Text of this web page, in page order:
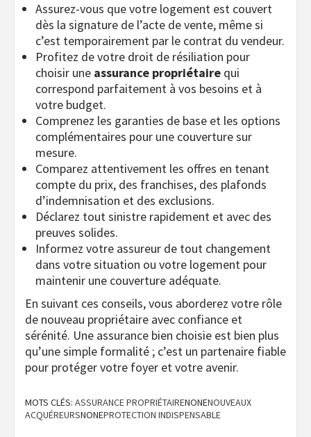
Assurez-vous que votre logement est couvert
dès la signature de l’acte de vente, même si
c’est temporairement par le contrat du vendeur.
Profitez de votre droit de résiliation pour
choisir une assurance propriétaire qui
correspond parfaitement à vos besoins et à
votre budget.
Comprenez les garanties de base et les options
complémentaires pour une couverture sur
mesure.
Comparez attentivement les offres en tenant
compte du prix, des franchises, des plafonds
d’indemnisation et des exclusions.
Déclarez tout sinistre rapidement et avec des
preuves solides.
Informez votre assureur de tout changement
dans votre situation ou votre logement pour
maintenir une couverture adéquate.
En suivant ces conseils, vous aborderez votre rôle
de nouveau propriétaire avec confiance et
sérénité. Une assurance bien choisie est bien plus
qu’une simple formalité ; c’est un partenaire fiable
pour protéger votre foyer et votre avenir.
MOTS CLÉS: ASSURANCE PROPRIÉTAIRENONENOUVEAUX
ACQUÉREURSNONEPROTECTION INDISPENSABLE